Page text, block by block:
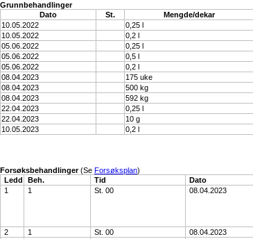
Grunnbehandlinger
Dato
St. Mengde/dekar
10.05.2022
0,25 l
10.05.2022
0,2 l
05.06.2022
0,25 l
05.06.2022
0,5 l
05.06.2022
0,2 l
08.04.2023
175 uke
08.04.2023
500 kg
08.04.2023
592 kg
22.04.2023
0,25 l
22.04.2023
10 g
10.05.2023
0,2 l
Forsøksbehandlinger(Se Forsøksplan)
Ledd
Beh. Tid Dato
1
1 St. 00 08.04.2023
2
1 St. 00 08.04.2023